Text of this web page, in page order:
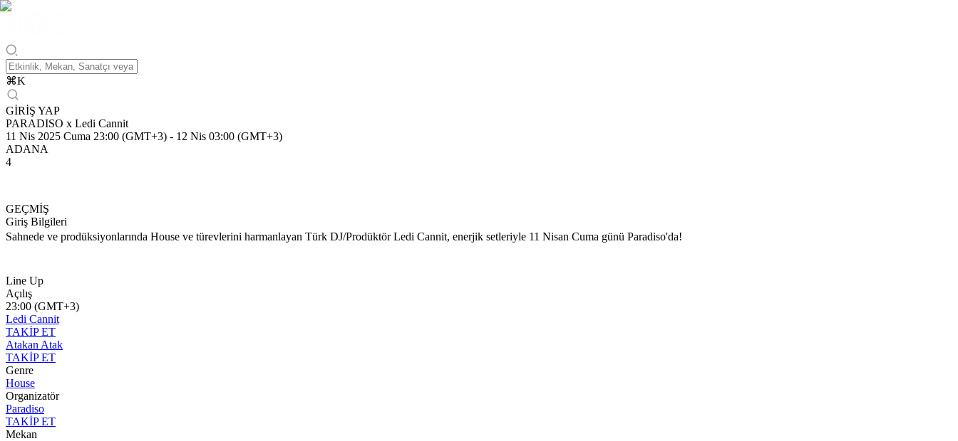
⌘K
GİRİŞ YAP
PARADISO x Ledi Cannit
11 Nis 2025 Cuma 23:00 (GMT+3) - 12 Nis 03:00 (GMT+3)
ADANA
4
GEÇMİŞ
Giriş Bilgileri
Sahnede ve prodüksiyonlarında House ve türevlerini harmanlayan Türk DJ/Prodüktör Ledi Cannit, enerjik setleriyle 11 Nisan Cuma günü Paradiso'da!
Line Up
Açılış
23:00 (GMT+3)
Ledi Cannit
TAKİP ET
Atakan Atak
TAKİP ET
Genre
House
Organizatör
Paradiso
TAKİP ET
Mekan